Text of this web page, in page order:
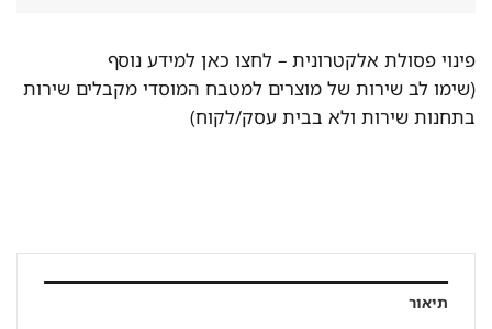
פינוי פסולת אלקטרונית –לחצו כאן למידע נוסף
(שימו לב שירות של מוצרים למטבח המוסדי מקבלים שירות
בתחנות שירות ולא בבית עסק/לקוח)
תיאור